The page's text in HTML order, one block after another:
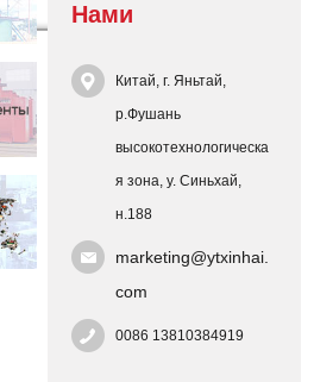
Нами
Китай, г. Яньтай,
р.Фушань
высокотехнологическа
я зона, у. Синьхай,
н.188
marketing@ytxinhai.
com
0086 13810384919